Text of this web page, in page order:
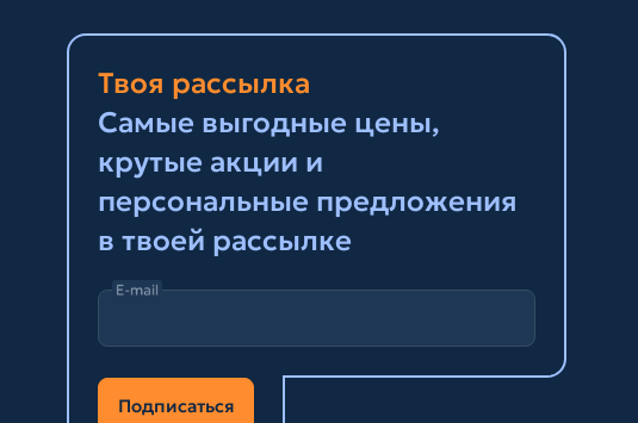
Твоя рассылка
Самые выгодные цены,
крутые акции и
персональные предложения
в твоей рассылке
E-mail
Подписаться